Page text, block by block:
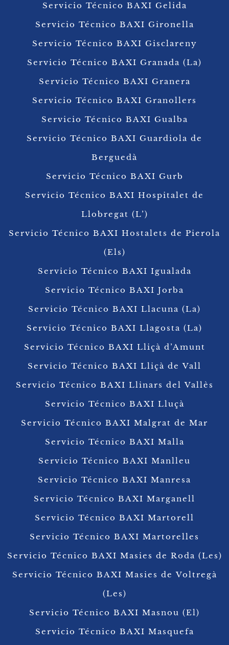
Servicio Técnico BAXI Gelida
Servicio Técnico BAXI Gironella
Servicio Técnico BAXI Gisclareny
Servicio Técnico BAXI Granada (La)
Servicio Técnico BAXI Granera
Servicio Técnico BAXI Granollers
Servicio Técnico BAXI Gualba
Servicio Técnico BAXI Guardiola de
Berguedà
Servicio Técnico BAXI Gurb
Servicio Técnico BAXI Hospitalet de
Llobregat (L’)
Servicio Técnico BAXI Hostalets de Pierola
(Els)
Servicio Técnico BAXI Igualada
Servicio Técnico BAXI Jorba
Servicio Técnico BAXI Llacuna (La)
Servicio Técnico BAXI Llagosta (La)
Servicio Técnico BAXI Lliçà d’Amunt
Servicio Técnico BAXI Lliçà de Vall
Servicio Técnico BAXI Llinars del Vallès
Servicio Técnico BAXI Lluçà
Servicio Técnico BAXI Malgrat de Mar
Servicio Técnico BAXI Malla
Servicio Técnico BAXI Manlleu
Servicio Técnico BAXI Manresa
Servicio Técnico BAXI Marganell
Servicio Técnico BAXI Martorell
Servicio Técnico BAXI Martorelles
Servicio Técnico BAXI Masies de Roda (Les)
Servicio Técnico BAXI Masies de Voltregà
(Les)
Servicio Técnico BAXI Masnou (El)
Servicio Técnico BAXI Masquefa